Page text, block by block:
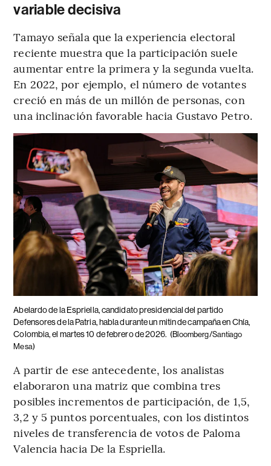
variable decisiva
Tamayo señala que la experiencia electoral
reciente muestra que la participación suele
aumentar entre la primera y la segunda vuelta.
En 2022, por ejemplo, el número de votantes
creció en más de un millón de personas, con
una inclinación favorable hacia Gustavo Petro.
Abelardo de la Espriella, candidato presidencial del partido
Defensores de la Patria, habla durante un mitin de campaña en Chía,
Colombia, el martes 10 de febrero de 2026. (Bloomberg/Santiago
Mesa)
A partir de ese antecedente, los analistas
elaboraron una matriz que combina tres
posibles incrementos de participación, de 1,5,
3,2 y 5 puntos porcentuales, con los distintos
niveles de transferencia de votos de Paloma
Valencia hacia De la Espriella.